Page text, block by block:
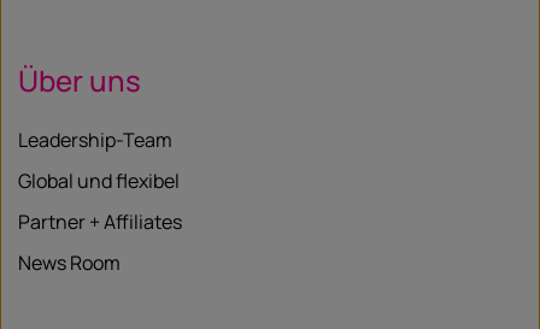
Über uns
Leadership-Team
Global und flexibel
Partner + Affiliates
News Room